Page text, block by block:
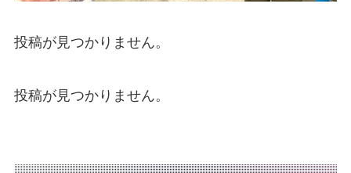
投稿が見つかりません。
投稿が見つかりません。